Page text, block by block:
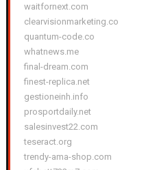
waitfornext.com
clearvisionmarketing.co
quantum-code.co
whatnews.me
final-dream.com
finest-replica.net
gestioneinh.info
prosportdaily.net
salesinvest22.com
teseract.org
trendy-ama-shop.com